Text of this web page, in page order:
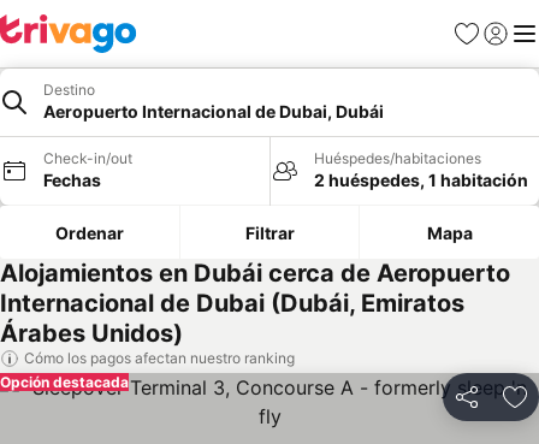
Favoritos
Iniciar
Destino
Aeropuerto Internacional de Dubai, Dubái
Check-in/out
Fechas
Huéspedes/habitaciones
2 huéspedes, 1 habitación
Ordenar Filtrar Mapa
Alojamientos en Dubái cerca de Aeropuerto
Internacional de Dubai (Dubái, Emiratos
Árabes Unidos)
Cómo los pagos afectan nuestro ranking
Compartir
Opción destacada